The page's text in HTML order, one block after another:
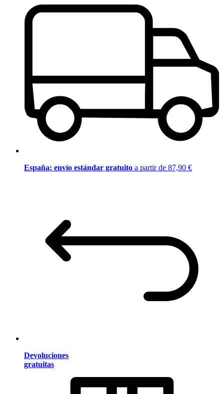
España: envío estándar gratuito a partir de 87,90 €
Devoluciones
gratuitas